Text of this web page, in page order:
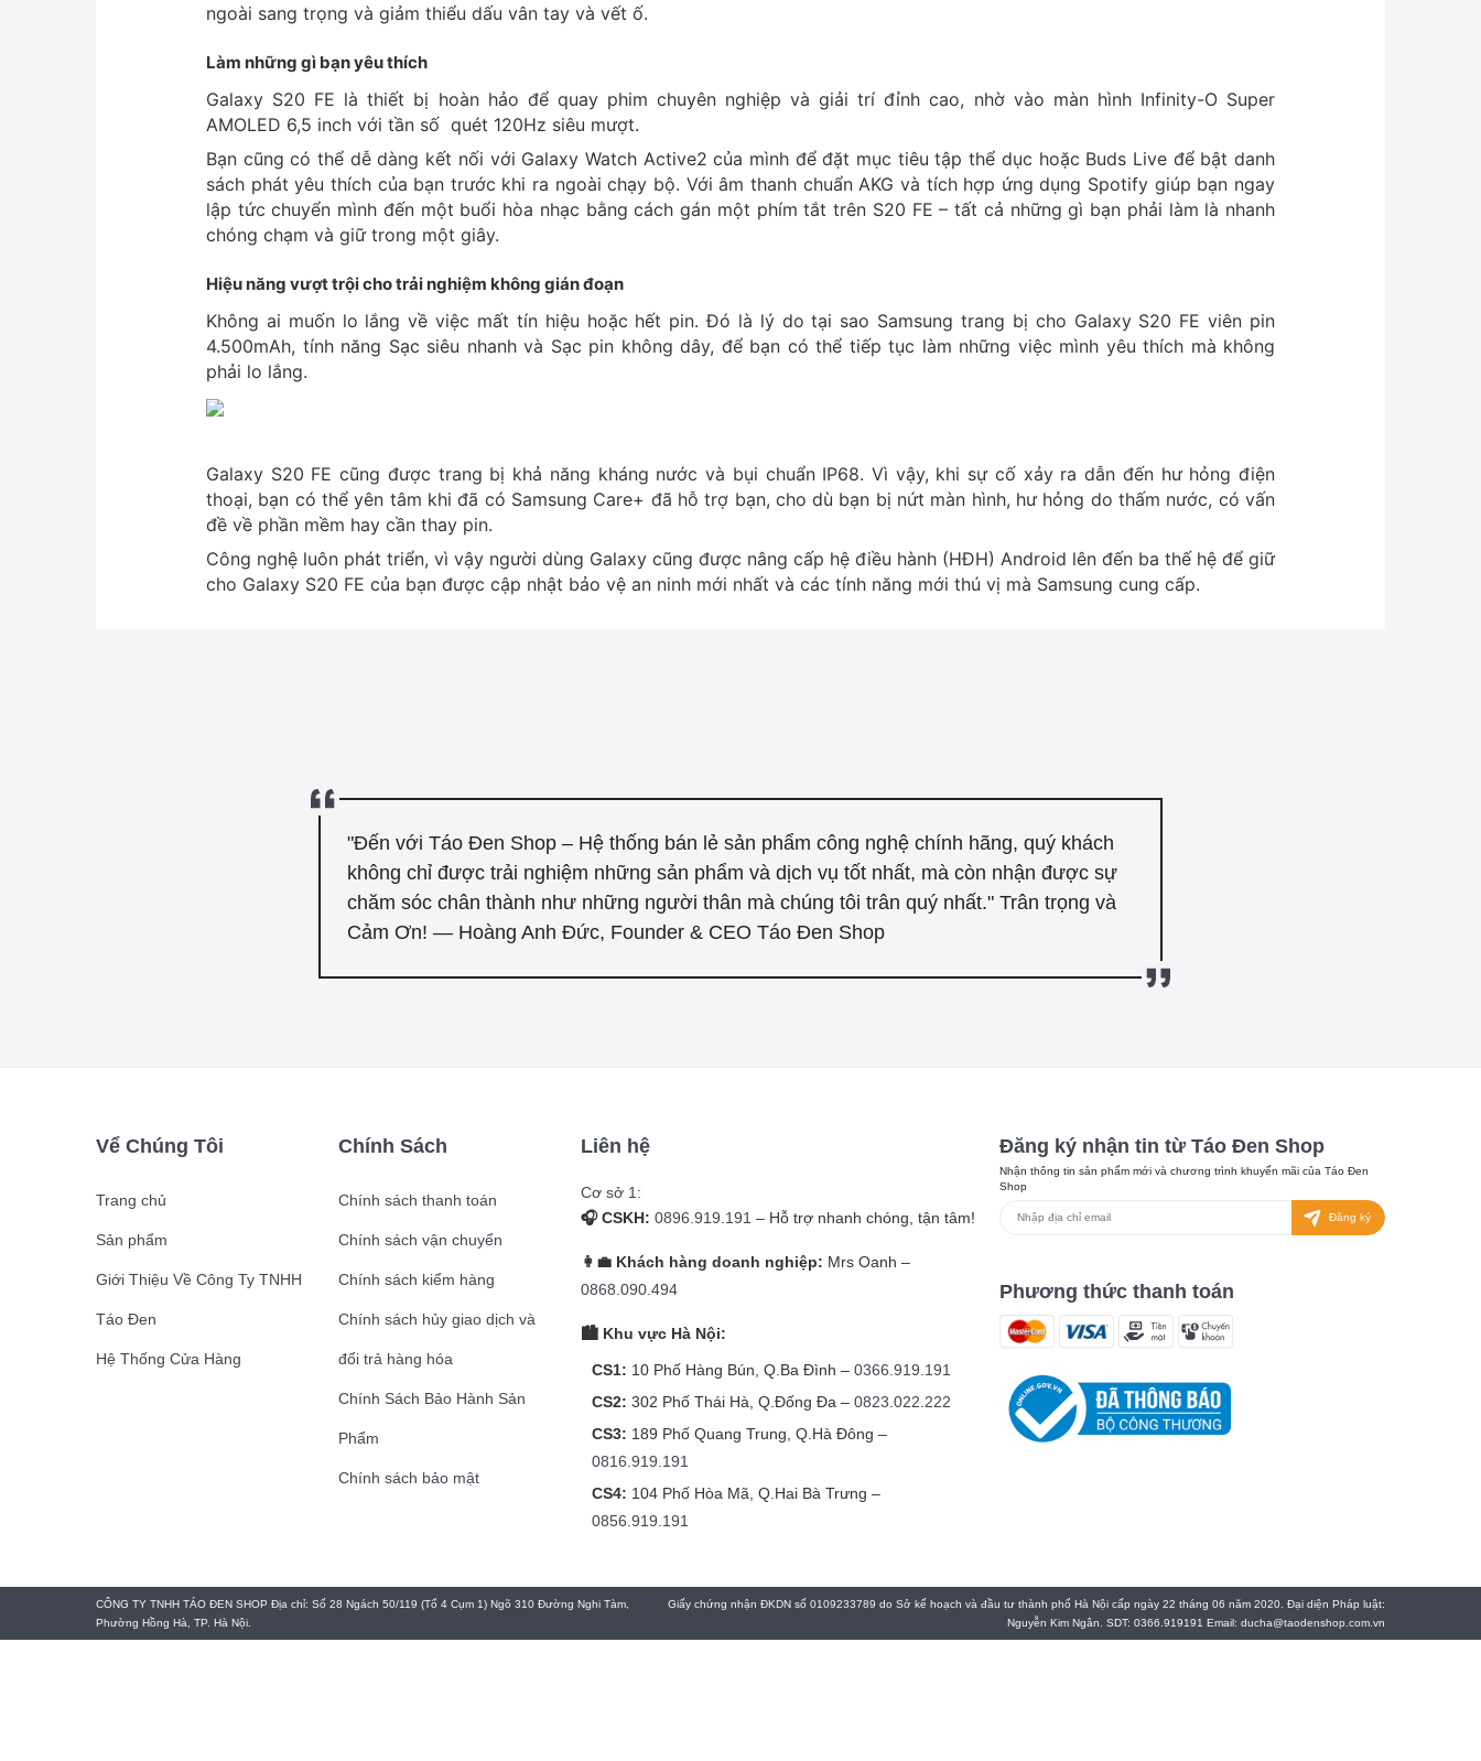
ngoài sang trọng và giảm thiểu dấu vân tay và vết ố.
Làm những gì bạn yêu thích
Galaxy S20 FE là thiết bị hoàn hảo để quay phim chuyên nghiệp và giải trí đỉnh cao, nhờ vào màn hình Infinity-O Super
AMOLED 6,5 inch với tần số quét 120Hz siêu mượt.
Bạn cũng có thể dễ dàng kết nối với Galaxy Watch Active2 của mình để đặt mục tiêu tập thể dục hoặc Buds Live để bật danh
sách phát yêu thích của bạn trước khi ra ngoài chạy bộ. Với âm thanh chuẩn AKG và tích hợp ứng dụng Spotify giúp bạn ngay
lập tức chuyển mình đến một buổi hòa nhạc bằng cách gán một phím tắt trên S20 FE – tất cả những gì bạn phải làm là nhanh
chóng chạm và giữ trong một giây.
Hiệu năng vượt trội cho trải nghiệm không gián đoạn
Không ai muốn lo lắng về việc mất tín hiệu hoặc hết pin. Đó là lý do tại sao Samsung trang bị cho Galaxy S20 FE viên pin
4.500mAh, tính năng Sạc siêu nhanh và Sạc pin không dây, để bạn có thể tiếp tục làm những việc mình yêu thích mà không
phải lo lắng.
Galaxy S20 FE cũng được trang bị khả năng kháng nước và bụi chuẩn IP68. Vì vậy, khi sự cố xảy ra dẫn đến hư hỏng điện
thoại, bạn có thể yên tâm khi đã có Samsung Care+ đã hỗ trợ bạn, cho dù bạn bị nứt màn hình, hư hỏng do thấm nước, có vấn
đề về phần mềm hay cần thay pin.
Công nghệ luôn phát triển, vì vậy người dùng Galaxy cũng được nâng cấp hệ điều hành (HĐH) Android lên đến ba thế hệ để giữ
cho Galaxy S20 FE của bạn được cập nhật bảo vệ an ninh mới nhất và các tính năng mới thú vị mà Samsung cung cấp.
"Đến với Táo Đen Shop – Hệ thống bán lẻ sản phẩm công nghệ chính hãng, quý khách
không chỉ được trải nghiệm những sản phẩm và dịch vụ tốt nhất, mà còn nhận được sự
chăm sóc chân thành như những người thân mà chúng tôi trân quý nhất." Trân trọng và
Cảm Ơn! — Hoàng Anh Đức, Founder & CEO Táo Đen Shop
Vể Chúng Tôi
Trang chủ
Sản phẩm
Giới Thiệu Về Công Ty TNHH
Táo Đen
Hệ Thống Cửa Hàng
Chính Sách
Chính sách thanh toán
Chính sách vận chuyển
Chính sách kiểm hàng
Chính sách hủy giao dịch và
đổi trả hàng hóa
Chính Sách Bảo Hành Sản
Phẩm
Chính sách bảo mật
Liên hệ
Cơ sở 1:
🎧 CSKH: 0896.919.191 – Hỗ trợ nhanh chóng, tận tâm!
👩‍💼 Khách hàng doanh nghiệp: Mrs Oanh –
0868.090.494
🏙️ Khu vực Hà Nội:
CS1: 10 Phố Hàng Bún, Q.Ba Đình – 0366.919.191
CS2: 302 Phố Thái Hà, Q.Đống Đa – 0823.022.222
CS3: 189 Phố Quang Trung, Q.Hà Đông –
0816.919.191
CS4: 104 Phố Hòa Mã, Q.Hai Bà Trưng –
0856.919.191
Đăng ký nhận tin từ Táo Đen Shop
Nhận thông tin sản phẩm mới và chương trình khuyến mãi của Táo Đen
Shop
Đăng ký
Phương thức thanh toán
CÔNG TY TNHH TÁO ĐEN SHOP Địa chỉ: Số 28 Ngách 50/119 (Tổ 4 Cụm 1) Ngõ 310 Đường Nghi Tàm,
Phường Hồng Hà, TP. Hà Nội.
Giấy chứng nhận ĐKDN số 0109233789 do Sở kế hoạch và đầu tư thành phố Hà Nội cấp ngày 22 tháng 06 năm 2020. Đại diện Pháp luật:
Nguyễn Kim Ngân. SDT: 0366.919191 Email: ducha@taodenshop.com.vn